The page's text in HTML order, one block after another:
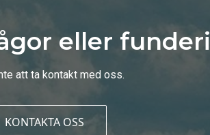
eller
att ta kontakt med oss.
KONTAKTA OSS